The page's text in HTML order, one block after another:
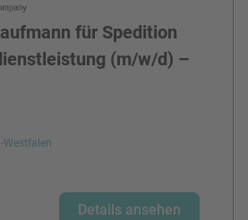
für Spedition
(m/w/d) –
Westfalen
Details ansehen